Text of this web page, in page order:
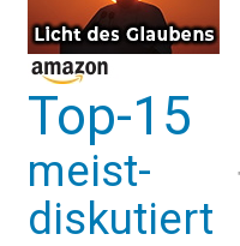
Top-15
meist-
diskutiert